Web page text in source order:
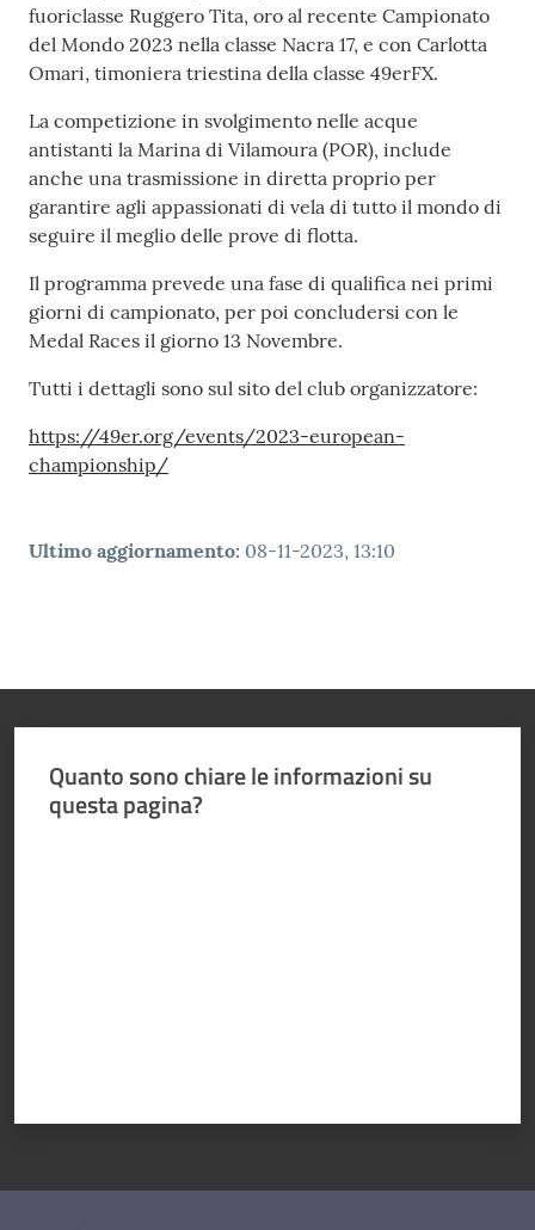
Cosa facciamo
Comunicazione
e media
Concorsi
Istituti di
formazione
fuoriclasse Ruggero Tita, oro al recente Campionato
del Mondo 2023 nella classe Nacra 17, e con Carlotta
Omari, timoniera triestina della classe 49erFX.
La competizione in svolgimento nelle acque
antistanti la Marina di Vilamoura (POR), include
anche una trasmissione in diretta proprio per
garantire agli appassionati di vela di tutto il mondo di
seguire il meglio delle prove di flotta.
Il programma prevede una fase di qualifica nei primi
giorni di campionato, per poi concludersi con le
Medal Races il giorno 13 Novembre.
Tutti i dettagli sono sul sito del club organizzatore:
https://49er.org/events/2023-european-
championship/
Ultimo aggiornamento: 08-11-2023, 13:10
Quanto sono chiare le informazioni su
questa pagina?